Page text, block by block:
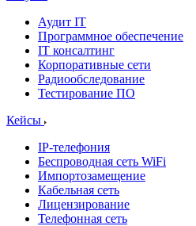
Аудит IT
Программное обеспечение
IT консалтинг
Корпоративные сети
Радиообследование
Тестирование ПО
Кейсы
IP-телефония
Беспроводная сеть WiFi
Импортозамещение
Кабельная сеть
Лицензирование
Телефонная сеть